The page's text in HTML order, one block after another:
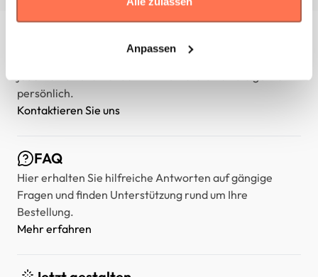
Anpassen
Falls Sie Fragen oder Wünsche haben, können Sie sich
persönlich.
Kontaktieren Sie uns
FAQ
Hier erhalten Sie hilfreiche Antworten auf gängige
Fragen und finden Unterstützung rund um Ihre
Bestellung.
Mehr erfahren